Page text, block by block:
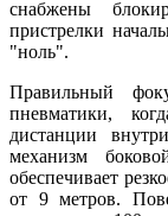
снабжены
пристрелки
"ноль".
Правильный
пневматики,
дистанции
механизм
обеспечивает
от 9 метров.